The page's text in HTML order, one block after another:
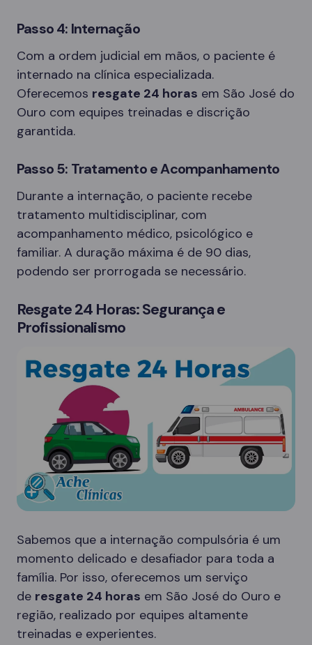
Passo 4: Internação
Com a ordem judicial em mãos, o paciente é
internado na clínica especializada.
Oferecemos resgate 24 horas em São José do
Ouro com equipes treinadas e discrição
garantida.
Passo 5: Tratamento e Acompanhamento
Durante a internação, o paciente recebe
tratamento multidisciplinar, com
acompanhamento médico, psicológico e
familiar. A duração máxima é de 90 dias,
podendo ser prorrogada se necessário.
Resgate 24 Horas: Segurança e
Profissionalismo
Sabemos que a internação compulsória é um
momento delicado e desafiador para toda a
família. Por isso, oferecemos um serviço
de resgate 24 horas em São José do Ouro e
região, realizado por equipes altamente
treinadas e experientes.